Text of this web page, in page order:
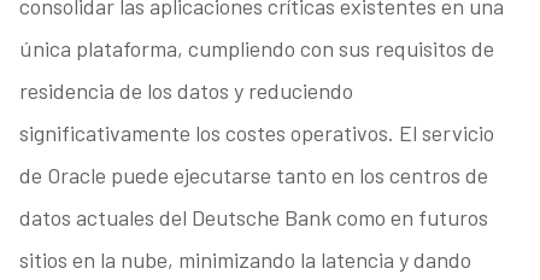
consolidar las aplicaciones críticas existentes en una
única plataforma, cumpliendo con sus requisitos de
residencia de los datos y reduciendo
significativamente los costes operativos. El servicio
de Oracle puede ejecutarse tanto en los centros de
datos actuales del Deutsche Bank como en futuros
sitios en la nube, minimizando la latencia y dando